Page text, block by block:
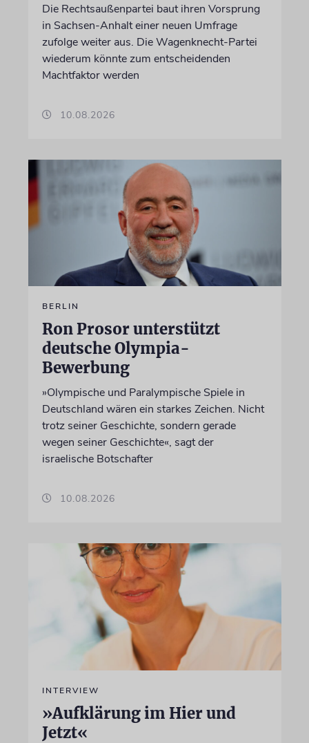
Die Rechtsaußenpartei baut ihren Vorsprung
in Sachsen-Anhalt einer neuen Umfrage
zufolge weiter aus. Die Wagenknecht-Partei
wiederum könnte zum entscheidenden
Machtfaktor werden
10.08.2026
BERLIN
Ron Prosor unterstützt
deutsche Olympia-
Bewerbung
»Olympische und Paralympische Spiele in
Deutschland wären ein starkes Zeichen. Nicht
trotz seiner Geschichte, sondern gerade
wegen seiner Geschichte«, sagt der
israelische Botschafter
10.08.2026
INTERVIEW
»Aufklärung im Hier und
Jetzt«